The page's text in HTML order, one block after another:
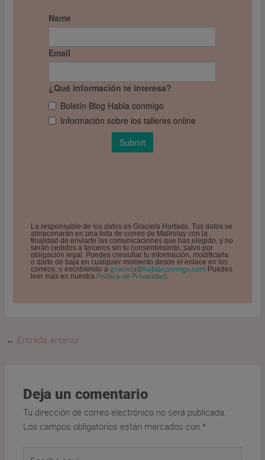
La responsable de los datos es Graciela Hurtado. Tus datos se
almacenarán en una lista de correo de Mailrelay con la
finalidad de enviarte las comunicaciones que has elegido, y no
serán cedidos a terceros sin tu consentimiento, salvo por
obligación legal. Puedes consultar tu información, modificarla
o darte de baja en cualquier momento desde el enlace en los
correos, o escribiendo a graciela@hablaconmigo.com Puedes
leer más en nuestra Política de Privacidad.
← Entrada anterior
Deja un comentario
Tu dirección de correo electrónico no será publicada.
Los campos obligatorios están marcados con*